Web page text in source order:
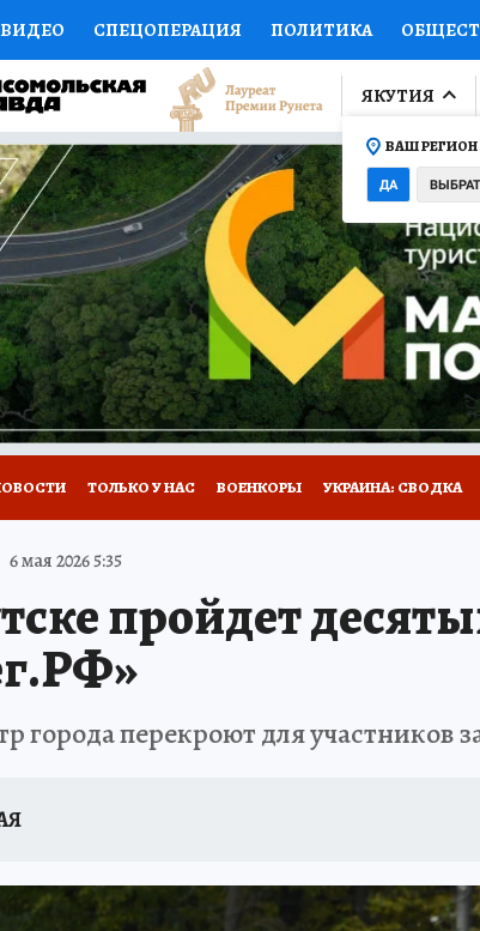
ВИДЕО СПЕЦОПЕРАЦИЯ ПОЛИТИКА
НАУКА СПОРТ КОЛУМНИСТЫ
ДОКТОР ФИНАНСЫ ОТКРЫВАЕМ
ПОЛКА ПРОГНОЗЫ НА СПОРТ ПРОМОКОДЫ
НЕДВИЖИМОСТЬ ТЕЛЕВИЗОР
РЕКЛАМА ТЕСТЫ НОВОЕ НА САЙТЕ
ЯКУТИЯ
ВАШ
ДА
ТОЛЬКО У НАС ВОЕНКОРЫ УКРАИНА: СВОДКА
РОССИЯ
6 мая 2026 5:35
пройдет
города перекроют для участников